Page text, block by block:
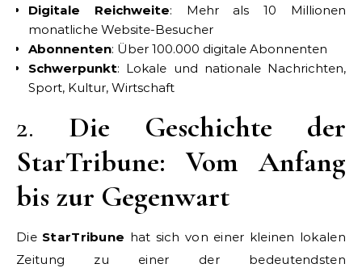
Digitale Reichweite: Mehr als 10 Millionen
monatliche Website-Besucher
Abonnenten: Über 100.000 digitale Abonnenten
Schwerpunkt: Lokale und nationale Nachrichten,
Sport, Kultur, Wirtschaft
2. Die Geschichte der
StarTribune: Vom Anfang
bis zur Gegenwart
Die StarTribune hat sich von einer kleinen lokalen
Zeitung zu einer der bedeutendsten